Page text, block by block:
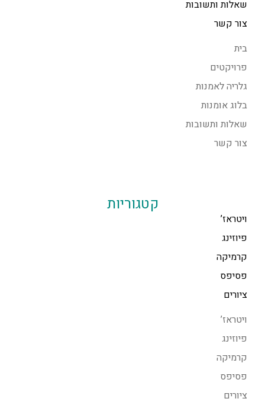
שאלות ותשובות
צור קשר
בית
פרויקטים
גלריה לאמנות
בלוג אומנות
שאלות ותשובות
צור קשר
קטגוריות
ויטראז’
פיוזינג
קרמיקה
פסיפס
ציורים
ויטראז’
פיוזינג
קרמיקה
פסיפס
ציורים